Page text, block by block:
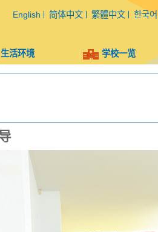
English 简体中文 繁體中文 한국어
生活环境 学校一览